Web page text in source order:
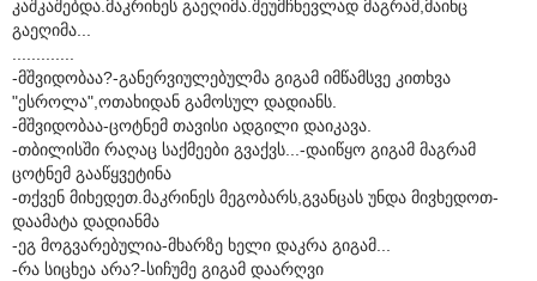
კაშკაშებდა.მაკრინეს გაეღიმა.შეუმჩნევლად მაგრამ,მაინც
გაეღიმა...
-მშვიდობაა?-განერვიულებულმა გიგამ იმწამსვე კითხვა
"ესროლა",ოთახიდან გამოსულ დადიანს.
-მშვიდობაა-ცოტნემ თავისი ადგილი დაიკავა.
-თბილისში რაღაც საქმეები გვაქვს...-დაიწყო გიგამ მაგრამ
ცოტნემ გააწყვეტინა
-თქვენ მიხედეთ.მაკრინეს მეგობარს,გვანცას უნდა მივხედოთ-
დაამატა დადიანმა
-ეგ მოგვარებულია-მხარზე ხელი დაკრა გიგამ...
-რა სიცხეა არა?-სიჩუმე გიგამ დაარღვი